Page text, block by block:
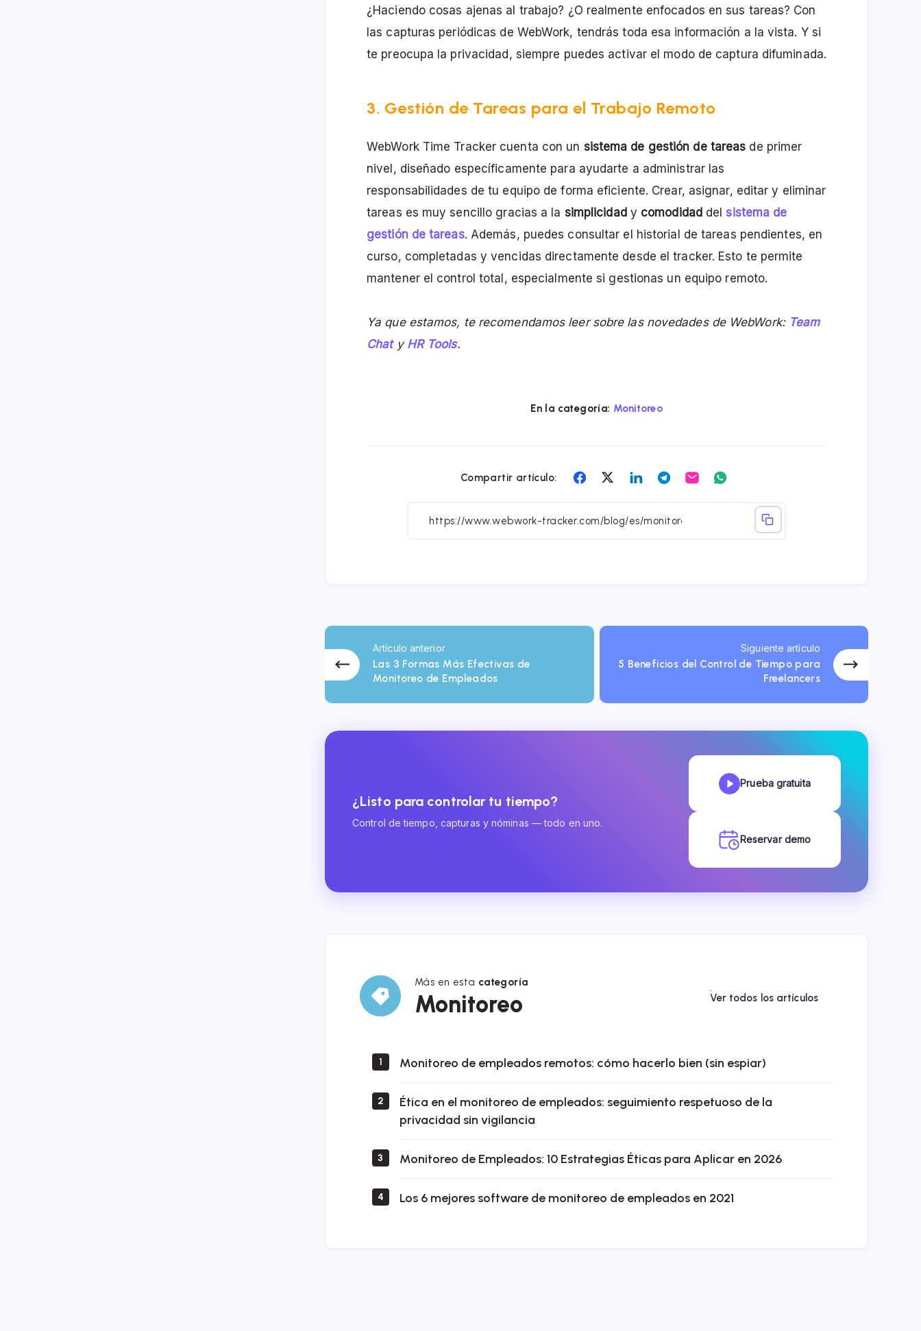
¿Haciendo cosas ajenas al trabajo? ¿O realmente enfocados en sus tareas? Con
las capturas periódicas de WebWork, tendrás toda esa información a la vista. Y si
te preocupa la privacidad, siempre puedes activar el modo de captura difuminada.
3. Gestión de Tareas para el Trabajo Remoto
WebWork Time Tracker cuenta con un sistema de gestión de tareas de primer
nivel, diseñado específicamente para ayudarte a administrar las
responsabilidades de tu equipo de forma eficiente. Crear, asignar, editar y eliminar
tareas es muy sencillo gracias a la simplicidad y comodidad del sistema de
gestión de tareas. Además, puedes consultar el historial de tareas pendientes, en
curso, completadas y vencidas directamente desde el tracker. Esto te permite
mantener el control total, especialmente si gestionas un equipo remoto.
Ya que estamos, te recomendamos leer sobre las novedades de WebWork: Team
Chaty HR Tools.
En la categoría: Monitoreo
Compartir artículo:
Compartir
Facebook
Compartir
Twitter
Compartir
Linkedin
Compartir
Telegram
Compartir
Whatsapp
Artículo anterior
Las 3 Formas Más Efectivas de
Monitoreo de Empleados
Siguiente artículo
5 Beneficios del Control de Tiempo para
Freelancers
¿Listo para controlar tu tiempo?
Control de tiempo, capturas y nóminas — todo en uno.
Prueba gratuita
Reservar demo
Más en esta categoría
Monitoreo
Monitoreo
Ver todos los artículos
1 Monitoreo de empleados remotos: cómo hacerlo bien (sin espiar)
2
Ética en el monitoreo de empleados: seguimiento respetuoso de la
privacidad sin vigilancia
3 Monitoreo de Empleados: 10 Estrategias Éticas para Aplicar en 2026
4 Los 6 mejores software de monitoreo de empleados en 2021